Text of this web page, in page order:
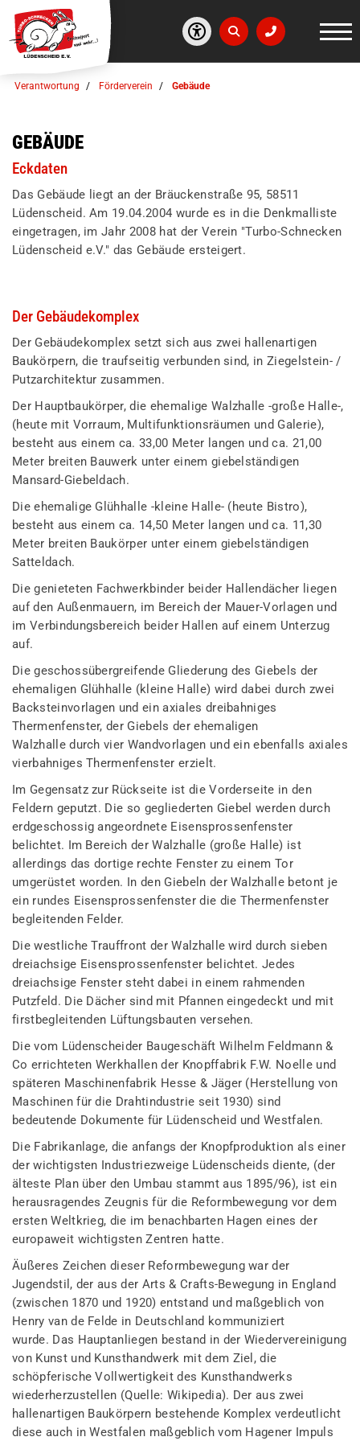
Verantwortung Förderverein Gebäude
GEBÄUDE
Eckdaten
Das Gebäude liegt an der Bräuckenstraße 95, 58511
Lüdenscheid. Am 19.04.2004 wurde es in die Denkmalliste
eingetragen, im Jahr 2008 hat der Verein "Turbo-Schnecken
Lüdenscheid e.V." das Gebäude ersteigert.
Der Gebäudekomplex
Der Gebäudekomplex setzt sich aus zwei hallenartigen
Baukörpern, die traufseitig verbunden sind, in Ziegelstein- /
Putzarchitektur zusammen.
Der Hauptbaukörper, die ehemalige Walzhalle -große Halle-,
(heute mit Vorraum, Multifunktionsräumen und Galerie),
besteht aus einem ca. 33,00 Meter langen und ca. 21,00
Meter breiten Bauwerk unter einem giebelständigen
Mansard-Giebeldach.
Die ehemalige Glühhalle -kleine Halle- (heute Bistro),
besteht aus einem ca. 14,50 Meter langen und ca. 11,30
Meter breiten Baukörper unter einem giebelständigen
Satteldach.
Die genieteten Fachwerkbinder beider Hallendächer liegen
auf den Außenmauern, im Bereich der Mauer-Vorlagen und
im Verbindungsbereich beider Hallen auf einem Unterzug
auf.
Die geschossübergreifende Gliederung des Giebels der
ehemaligen Glühhalle (kleine Halle) wird dabei durch zwei
Backsteinvorlagen und ein axiales dreibahniges
Thermenfenster, der Giebels der ehemaligen
Walzhalle durch vier Wandvorlagen und ein ebenfalls axiales
vierbahniges Thermenfenster erzielt.
Im Gegensatz zur Rückseite ist die Vorderseite in den
Feldern geputzt. Die so gegliederten Giebel werden durch
erdgeschossig angeordnete Eisensprossenfenster
belichtet. Im Bereich der Walzhalle (große Halle) ist
allerdings das dortige rechte Fenster zu einem Tor
umgerüstet worden. In den Giebeln der Walzhalle betont je
ein rundes Eisensprossenfenster die die Thermenfenster
begleitenden Felder.
Die westliche Trauffront der Walzhalle wird durch sieben
dreiachsige Eisensprossenfenster belichtet. Jedes
dreiachsige Fenster steht dabei in einem rahmenden
Putzfeld. Die Dächer sind mit Pfannen eingedeckt und mit
firstbegleitenden Lüftungsbauten versehen.
Die vom Lüdenscheider Baugeschäft Wilhelm Feldmann &
Co errichteten Werkhallen der Knopffabrik F.W. Noelle und
späteren Maschinenfabrik Hesse & Jäger (Herstellung von
Maschinen für die Drahtindustrie seit 1930) sind
bedeutende Dokumente für Lüdenscheid und Westfalen.
Die Fabrikanlage, die anfangs der Knopfproduktion als einer
der wichtigsten Industriezweige Lüdenscheids diente, (der
älteste Plan über den Umbau stammt aus 1895/96), ist ein
herausragendes Zeugnis für die Reformbewegung vor dem
ersten Weltkrieg, die im benachbarten Hagen eines der
europaweit wichtigsten Zentren hatte.
Äußeres Zeichen dieser Reformbewegung war der
Jugendstil, der aus der Arts & Crafts-Bewegung in England
(zwischen 1870 und 1920) entstand und maßgeblich von
Henry van de Felde in Deutschland kommuniziert
wurde. Das Hauptanliegen bestand in der Wiedervereinigung
von Kunst und Kunsthandwerk mit dem Ziel, die
schöpferische Vollwertigkeit des Kunsthandwerks
wiederherzustellen (Quelle: Wikipedia). Der aus zwei
hallenartigen Baukörpern bestehende Komplex verdeutlicht
diese auch in Westfalen maßgeblich vom Hagener Impuls